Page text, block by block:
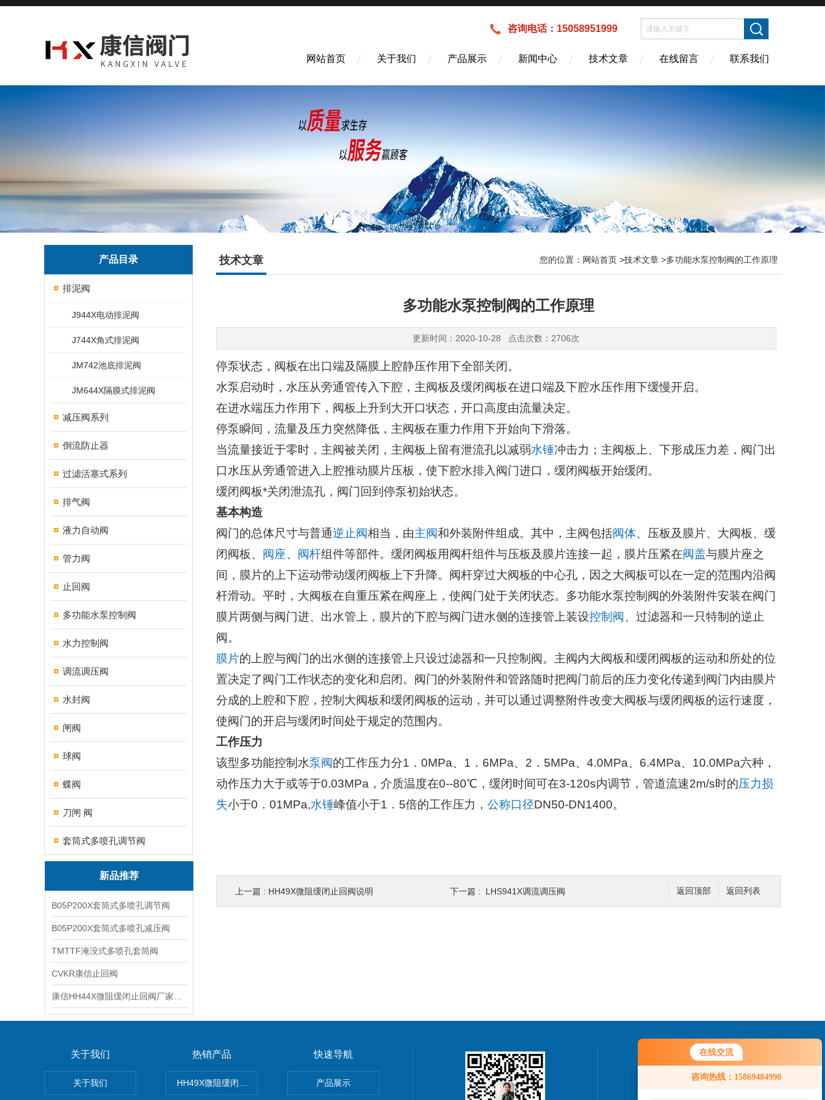
在线交流
咨询热线：15869484990
咨询电话：15058951999
网站首页 关于我们 产品展示 新闻中心 技术文章 在线留言 联系我们
产品目录
排泥阀
J944X电动排泥阀
J744X角式排泥阀
JM742池底排泥阀
JM644X隔膜式排泥阀
减压阀系列
倒流防止器
过滤活塞式系列
排气阀
液力自动阀
管力阀
止回阀
多功能水泵控制阀
水力控制阀
调流调压阀
水封阀
闸阀
球阀
蝶阀
刀闸 阀
套筒式多喷孔调节阀
新品推荐
B05P200X套筒式多喷孔调节阀
B05P200X套筒式多喷孔减压阀
TMTTF淹没式多喷孔套筒阀
CVKR康信止回阀
技术文章 您的位置： 网站首页 >技术文章 >多功能水泵控制阀的工作原理
多功能水泵控制阀的工作原理
更新时间：2020-10-28 点击次数：2706次
停泵状态，阀板在出口端及隔膜上腔静压作用下全部关闭。
水泵启动时，水压从旁通管传入下腔，主阀板及缓闭阀板在进口端及下腔水压作用下缓慢开启。
在进水端压力作用下，阀板上升到大开口状态，开口高度由流量决定。
停泵瞬间，流量及压力突然降低，主阀板在重力作用下开始向下滑落。
当流量接近于零时，主阀被关闭，主阀板上留有泄流孔以减弱水锤冲击力；主阀板上、下形成压力差，阀门出
口水压从旁通管进入上腔推动膜片压板，使下腔水排入阀门进口，缓闭阀板开始缓闭。
缓闭阀板*关闭泄流孔，阀门回到停泵初始状态。
基本构造
阀门的总体尺寸与普通逆止阀相当，由主阀和外装附件组成。其中，主阀包括阀体、压板及膜片、大阀板、缓
闭阀板、 阀座、 阀杆组件等部件。缓闭阀板用阀杆组件与压板及膜片连接一起，膜片压紧在阀盖与膜片座之
间，膜片的上下运动带动缓闭阀板上下升降。阀杆穿过大阀板的中心孔，因之大阀板可以在一定的范围内沿阀
杆滑动。平时，大阀板在自重压紧在阀座上，使阀门处于关闭状态。多功能水泵控制阀的外装附件安装在阀门
膜片两侧与阀门进、出水管上，膜片的下腔与阀门进水侧的连接管上装设控制阀 、过滤器和一只特制的逆止
阀。
膜片的上腔与阀门的出水侧的连接管上只设过滤器和一只控制阀。主阀内大阀板和缓闭阀板的运动和所处的位
置决定了阀门工作状态的变化和启闭。阀门的外装附件和管路随时把阀门前后的压力变化传递到阀门内由膜片
分成的上腔和下腔，控制大阀板和缓闭阀板的运动，并可以通过调整附件改变大阀板与缓闭阀板的运行速度，
使阀门的开启与缓闭时间处于规定的范围内。
工作压力
该型多功能控制水泵阀的工作压力分1．0MPa、1．6MPa、2．5MPa、4.0MPa、6.4MPa、10.0MPa六种，
动作压力大于或等于0.03MPa，介质温度在0--80℃，缓闭时间可在3-120s内调节，管道流速2m/s时的压力损
失小于0．01MPa,水锤峰值小于1．5倍的工作压力， 公称口径DN50-DN1400。
返回列表
返回顶部
上一篇 : HH49X微阻缓闭止回阀说明 下一篇 : LHS941X调流调压阀
关于我们
关于我们
热销产品
HH49X微阻缓闭蝶式止回阀
快速导航
产品展示
联系我们